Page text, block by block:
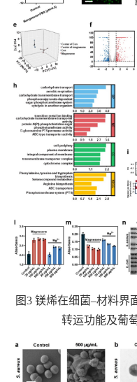
图3 镁烯在细菌–材料界
转运功能及葡